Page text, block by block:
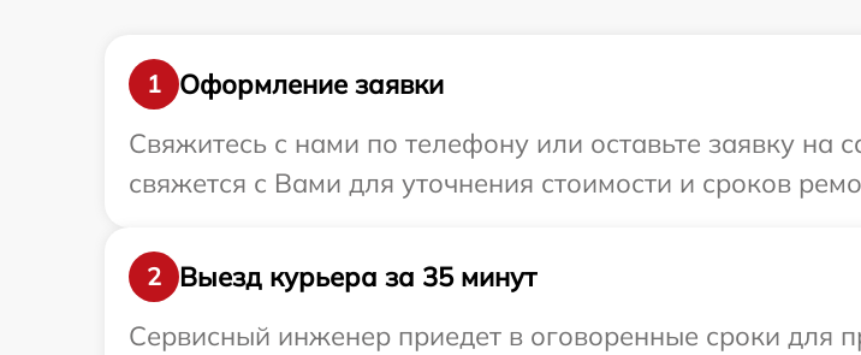
1
Оформление заявки
Свяжитесь с нами по телефону или оставьте заявку на
свяжется с Вами для уточнения стоимости и сроков
2
Выезд курьера за 35 минут
Сервисный инженер приедет в оговоренные сроки для